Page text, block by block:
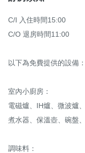
C/I 入住時間15:00
C/O 退房時間11:00
以下為免費提供的設備：
室內小廚房：
電磁爐、IH爐、微波爐
煮水器、保溫壺、碗盤
調味料：